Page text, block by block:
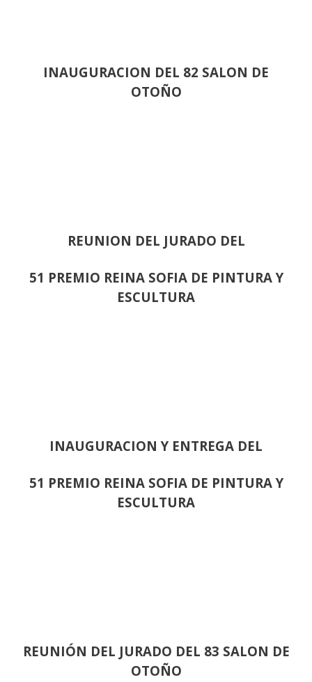
INAUGURACION DEL 82 SALON DE
OTOÑO
REUNION DEL JURADO DEL
51 PREMIO REINA SOFIA DE PINTURA Y
ESCULTURA
INAUGURACION Y ENTREGA DEL
51 PREMIO REINA SOFIA DE PINTURA Y
ESCULTURA
REUNIÓN DEL JURADO DEL 83 SALON DE
OTOÑO